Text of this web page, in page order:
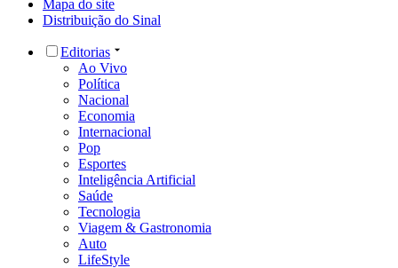
Mapa do site
Distribuição do Sinal
Editorias
Ao Vivo
Política
Nacional
Economia
Internacional
Pop
Esportes
Inteligência Artificial
Saúde
Tecnologia
Viagem & Gastronomia
Auto
LifeStyle